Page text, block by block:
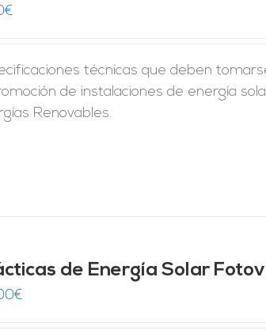
€
técnicas que deben
de instalaciones de energía
Renovables.
de Energía Solar
€